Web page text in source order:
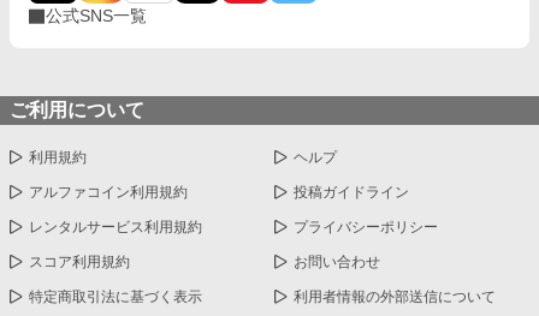
公式SNS一覧
ご利用について
利用規約 ヘルプ
アルファコイン利用規約 投稿ガイドライン
レンタルサービス利用規約 プライバシーポリシー
スコア利用規約 お問い合わせ
特定商取引法に基づく表示 利用者情報の外部送信について